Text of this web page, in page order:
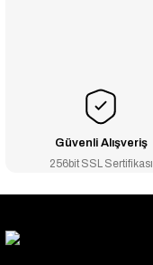
Güvenli Alışveriş
256bit SSL Sertifikası